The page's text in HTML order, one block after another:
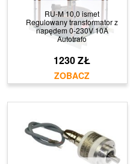
RU-M 10,0 ismet
Regulowany transformator z
napędem 0-230V 10A
Autotrafo
1230 ZŁ